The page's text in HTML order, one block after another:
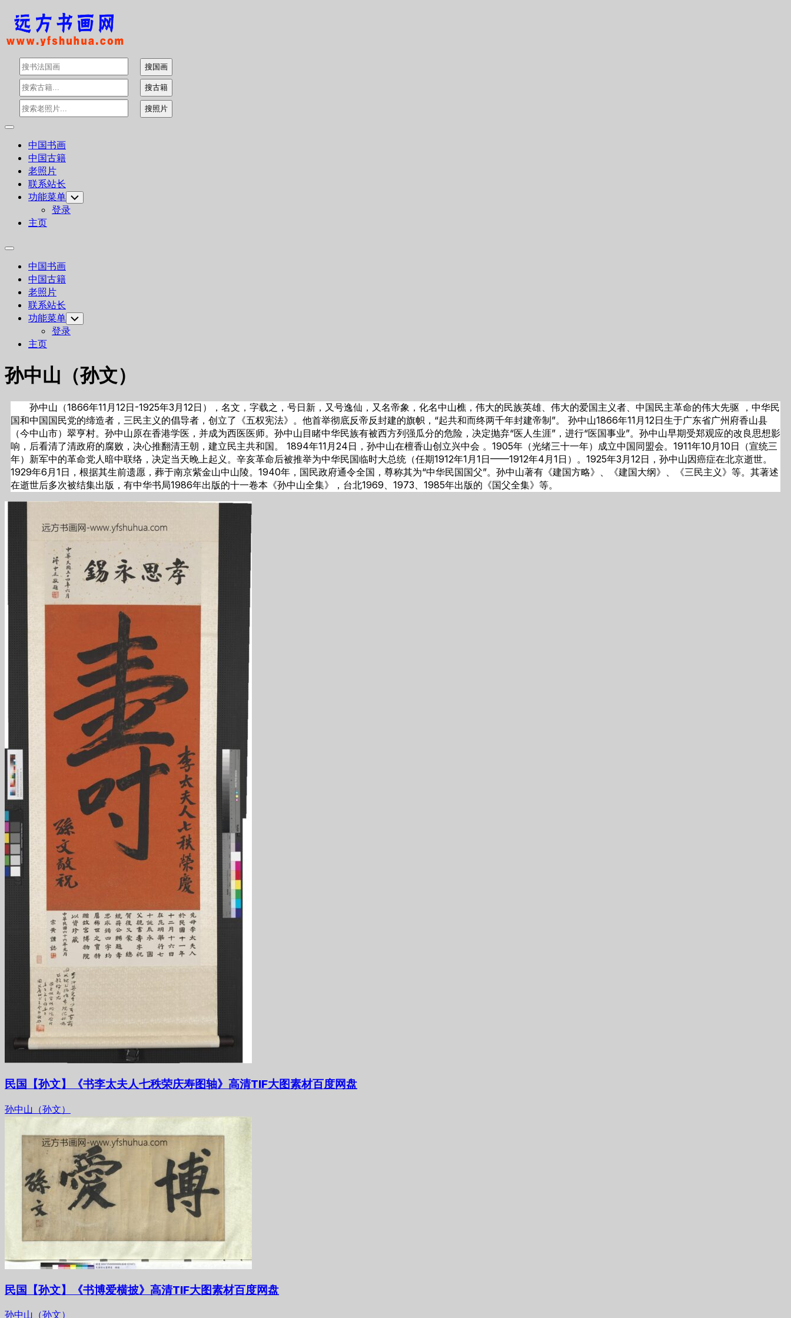
Skip
content
Expand
中国书画
中国古籍
老照片
联系站长
功能菜单 Toggle
Child
Menu
登录
主页
Expand
中国书画
中国古籍
老照片
联系站长
功能菜单 Toggle
Child
Menu
登录
主页
孙中山（孙文）
孙中山（1866年11月12日-1925年3月12日），名文，字载之，号日新，又号逸仙，又名帝象，化名中山樵，伟大的民族英雄、伟大的爱国主义者、中国民主革命的伟大先驱 ，中华民
国和中国国民党的缔造者，三民主义的倡导者，创立了《五权宪法》。他首举彻底反帝反封建的旗帜，“起共和而终两千年封建帝制”。 孙中山1866年11月12日生于广东省广州府香山县
（今中山市）翠亨村。孙中山原在香港学医，并成为西医医师。孙中山目睹中华民族有被西方列强瓜分的危险，决定抛弃“医人生涯”，进行“医国事业”。孙中山早期受郑观应的改良思想影
响，后看清了清政府的腐败，决心推翻清王朝，建立民主共和国。 1894年11月24日，孙中山在檀香山创立兴中会 。1905年（光绪三十一年）成立中国同盟会。1911年10月10日（宣统三
年）新军中的革命党人暗中联络，决定当天晚上起义。辛亥革命后被推举为中华民国临时大总统（任期1912年1月1日——1912年4月1日）。1925年3月12日，孙中山因癌症在北京逝世。
1929年6月1日，根据其生前遗愿，葬于南京紫金山中山陵。1940年，国民政府通令全国，尊称其为“中华民国国父”。孙中山著有《建国方略》、《建国大纲》、《三民主义》等。其著述
在逝世后多次被结集出版，有中华书局1986年出版的十一卷本《孙中山全集》，台北1969、1973、1985年出版的《国父全集》等。
民国【孙文】《书李太夫人七秩荣庆寿图轴》高清TIF大图素材百度网盘
孙中山（孙文）
民国【孙文】《书博爱横披》高清TIF大图素材百度网盘
孙中山（孙文）